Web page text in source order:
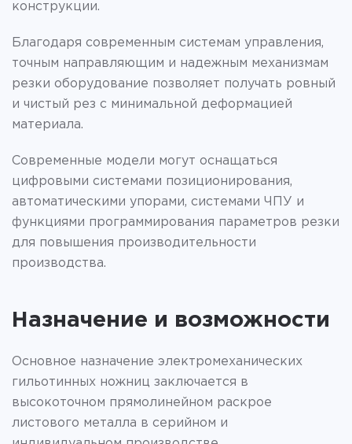
конструкции.
Благодаря современным системам управления,
точным направляющим и надежным механизмам
резки оборудование позволяет получать ровный
и чистый рез с минимальной деформацией
материала.
Современные модели могут оснащаться
цифровыми системами позиционирования,
автоматическими упорами, системами ЧПУ и
функциями программирования параметров резки
для повышения производительности
производства.
Назначение и возможности
Основное назначение электромеханических
гильотинных ножниц заключается в
высокоточном прямолинейном раскрое
листового металла в серийном и